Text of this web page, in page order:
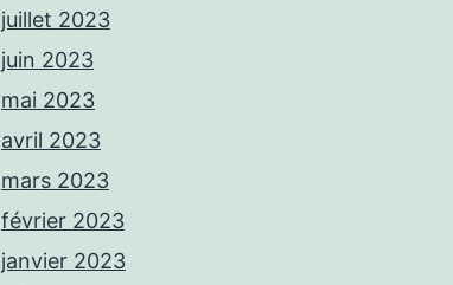
juillet 2023
juin 2023
mai 2023
avril 2023
mars 2023
février 2023
janvier 2023